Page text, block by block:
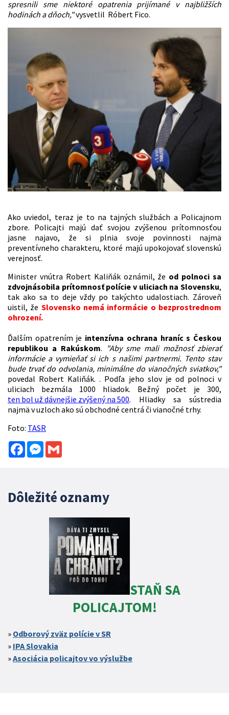
spresnili sme niektoré opatrenia prijímané v najbližších
hodinách a dňoch,"vysvetlil Róbert Fico.
Ako uviedol, teraz je to na tajných službách a Policajnom
zbore. Policajti majú dať svojou zvýšenou prítomnosťou
jasne najavo, že si plnia svoje povinnosti najmä
preventívneho charakteru, ktoré majú upokojovať slovenskú
verejnosť.
Minister vnútra Robert Kaliňák oznámil, že od polnoci sa
zdvojnásobila prítomnosť polície v uliciach na Slovensku,
tak ako sa to deje vždy po takýchto udalostiach. Zároveň
uistil, že Slovensko nemá informácie o bezprostrednom
ohrození.
Ďalším opatrením je intenzívna ochrana hraníc s Českou
republikou a Rakúskom. "Aby sme mali možnosť zbierať
informácie a vymieňať si ich s našimi partnermi. Tento stav
bude trvať do odvolania, minimálne do vianočných sviatkov,"
povedal Robert Kaliňák. . Podľa jeho slov je od polnoci v
uliciach bezmála 1000 hliadok. Bežný počet je 300,
ten bol už dávnejšie zvýšený na 500. Hliadky sa sústredia
najmä v uzloch ako sú obchodné centrá či vianočné trhy.
Foto: TASR
FacebookMessenger
Dôležité oznamy
STAŇ SA
POLICAJTOM!
Odborový zväz polície v SR
IPA Slovakia
Asociácia policajtov vo výslužbe